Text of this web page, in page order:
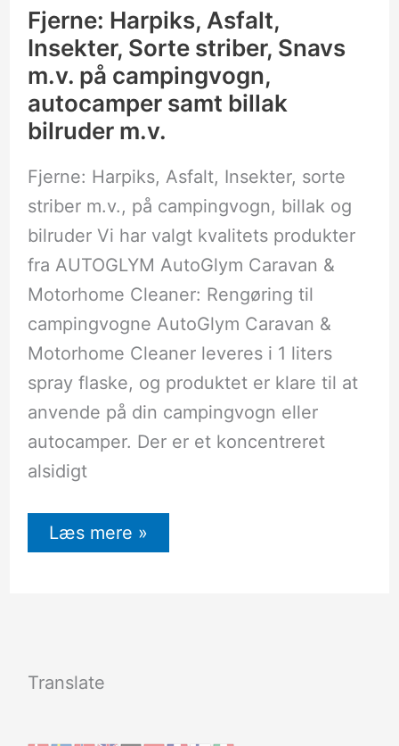
Fjerne: Harpiks, Asfalt,
Insekter, Sorte striber, Snavs
m.v. på campingvogn,
autocamper samt billak
bilruder m.v.
Fjerne: Harpiks, Asfalt, Insekter, sorte
striber m.v., på campingvogn, billak og
bilruder Vi har valgt kvalitets produkter
fra AUTOGLYM AutoGlym Caravan &
Motorhome Cleaner: Rengøring til
campingvogne AutoGlym Caravan &
Motorhome Cleaner leveres i 1 liters
spray flaske, og produktet er klare til at
anvende på din campingvogn eller
autocamper. Der er et koncentreret
alsidigt
Insekter,
Sorte
striber,
Snavs
m.v.
på
campingvogn,
autocamper
billak
bilruder
m.v.
Læs mere »
Translate